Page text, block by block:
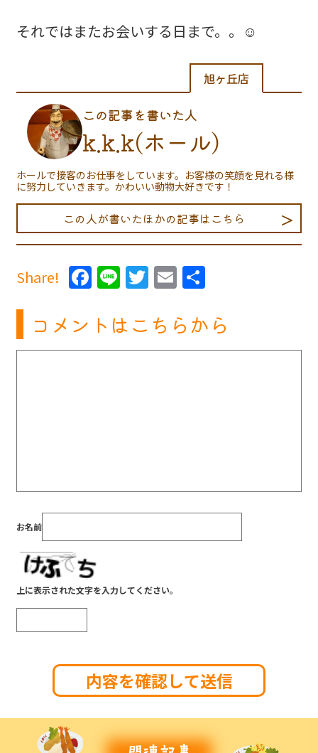
それではまたお会いする日まで。。☺️
旭ヶ丘店
この記事を書いた人
k.k.k(ホール)
ホールで接客のお仕事をしています。お客様の笑顔を見れる様
に努力していきます。かわいい動物大好きです！
この人が書いたほかの記事はこちら
Share! Facebook
LineTwitter
Email
コメントはこちらから
お名前
上に表示された文字を入力してください。